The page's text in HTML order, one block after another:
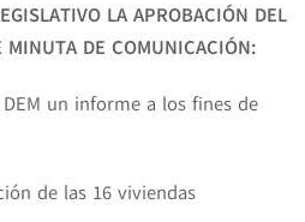
LA APROBACIÓN DEL
MINUTA DE COMUNICACIÓN:
un informe a los fines de
de las 16 viviendas